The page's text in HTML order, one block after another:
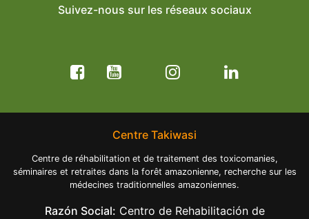
Suivez-nous sur les réseaux sociaux
Centre Takiwasi
Centre de réhabilitation et de traitement des toxicomanies,
séminaires et retraites dans la forêt amazonienne, recherche sur les
médecines traditionnelles amazoniennes.
Razón Social: Centro de Rehabilitación de